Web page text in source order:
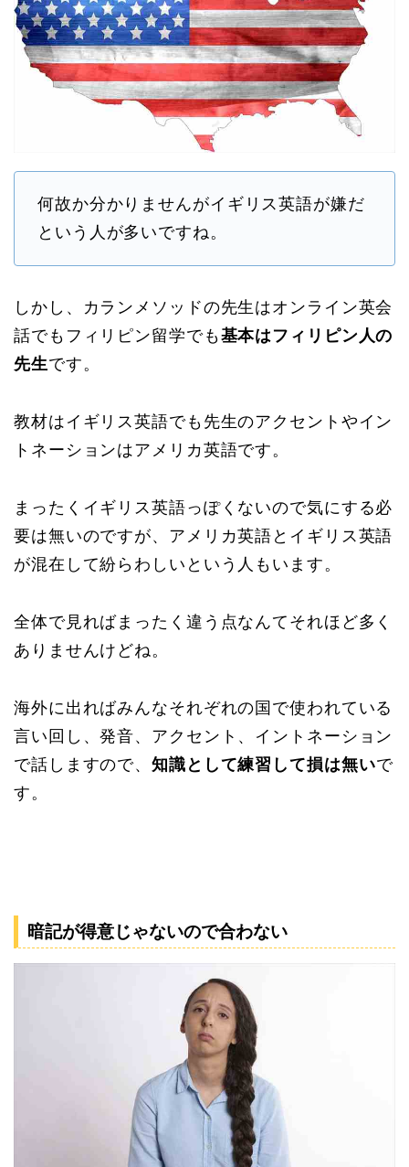
何故か分かりませんがイギリス英語が嫌だ
という人が多いですね。
しかし、カランメソッドの先生はオンライン英会
話でもフィリピン留学でも 基本はフィリピン人の
先生です。
教材はイギリス英語でも先生のアクセントやイン
トネーションはアメリカ英語です。
まったくイギリス英語っぽくないので気にする必
要は無いのですが、アメリカ英語とイギリス英語
が混在して紛らわしいという人もいます。
全体で見ればまったく違う点なんてそれほど多く
ありませんけどね。
海外に出ればみんなそれぞれの国で使われている
言い回し、発音、アクセント、イントネーション
で話しますので、知識として練習して損は無いで
す。
暗記が得意じゃないので合わない